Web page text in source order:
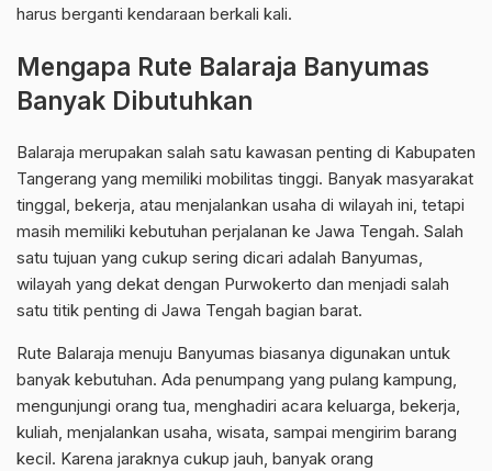
harus berganti kendaraan berkali kali.
Mengapa Rute Balaraja Banyumas
Banyak Dibutuhkan
Balaraja merupakan salah satu kawasan penting di Kabupaten
Tangerang yang memiliki mobilitas tinggi. Banyak masyarakat
tinggal, bekerja, atau menjalankan usaha di wilayah ini, tetapi
masih memiliki kebutuhan perjalanan ke Jawa Tengah. Salah
satu tujuan yang cukup sering dicari adalah Banyumas,
wilayah yang dekat dengan Purwokerto dan menjadi salah
satu titik penting di Jawa Tengah bagian barat.
Rute Balaraja menuju Banyumas biasanya digunakan untuk
banyak kebutuhan. Ada penumpang yang pulang kampung,
mengunjungi orang tua, menghadiri acara keluarga, bekerja,
kuliah, menjalankan usaha, wisata, sampai mengirim barang
kecil. Karena jaraknya cukup jauh, banyak orang